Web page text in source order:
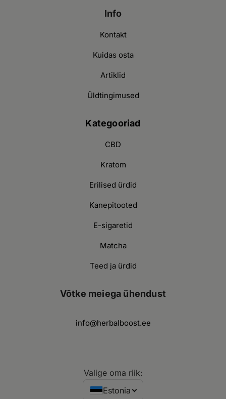
Info
Kontakt
Kuidas osta
Artiklid
Üldtingimused
Kategooriad
CBD
Kratom
Erilised ürdid
Kanepitooted
E-sigaretid
Matcha
Teed ja ürdid
Võtke meiega ühendust
info@herbalboost.ee
Valige oma riik:
Estonia